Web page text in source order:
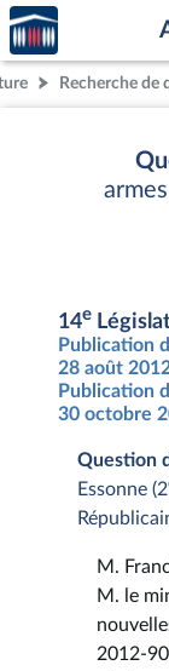
Aller au contenu
Aller en bas de la
Accèder
à la
page
d'accueilRecherche de
14e
Publication
28 août
Publication
30 octobre
Question
Essonne (2
M.
M. le
2012-